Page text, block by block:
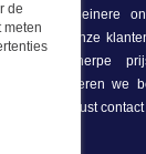
grote en kleinere
Onze
een scherpe
leveren we
Neem gerust
de
meten